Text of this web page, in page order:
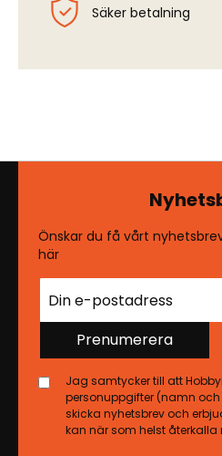
Säker betalning
Önskar du få vårt
här
Prenumerera
Jag samtycker till att
personuppgifter (namn
skicka nyhetsbrev och
kan när som helst återkalla